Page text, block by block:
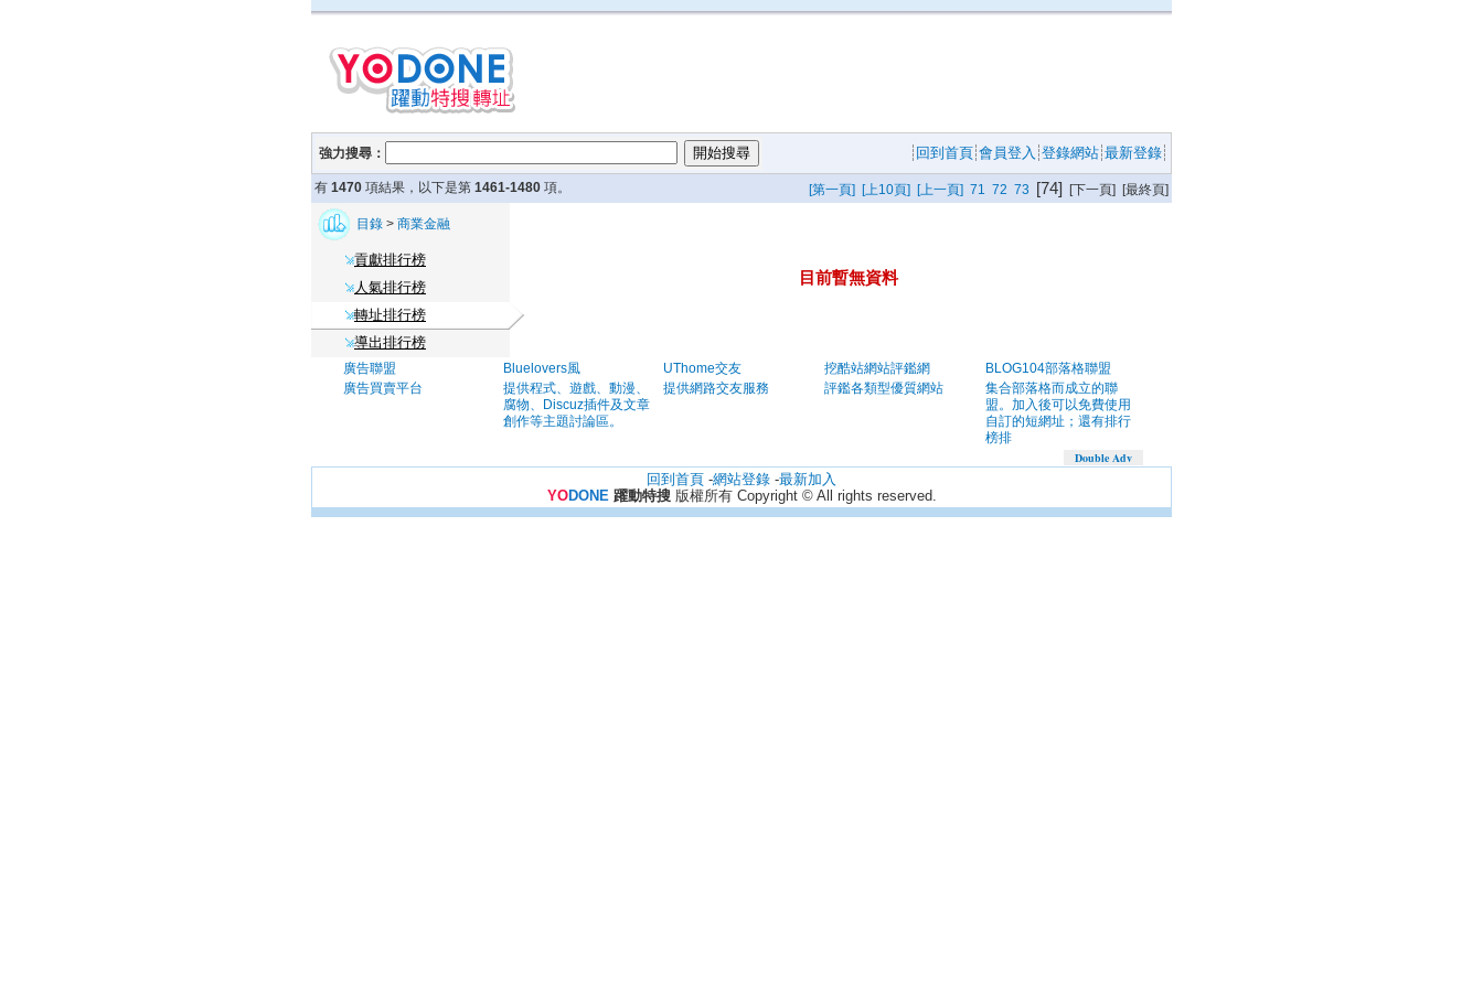
強力搜尋： 回到首頁 會員登入 登錄網站 最新登錄
有 1470 項結果，以下是第 1461-1480 項。 [第一頁] [上10頁] [上一頁] 71 72 73 [74] [下一頁] [最終頁]
目錄 > 商業金融
貢獻排行榜
人氣排行榜
轉址排行榜
導出排行榜
目前暫無資料
廣告聯盟
廣告買賣平台
Bluelovers風
提供程式、遊戲、動漫、
腐物、Discuz插件及文章
創作等主題討論區。
UThome交友
提供網路交友服務
挖酷站網站評鑑網
評鑑各類型優質網站
BLOG104部落格聯盟
集合部落格而成立的聯
盟。加入後可以免費使用
自訂的短網址；還有排行
榜排
Double Adv
回到首頁 -網站登錄 -最新加入
YODONE 躍動特搜版權所有 Copyright © All rights reserved.